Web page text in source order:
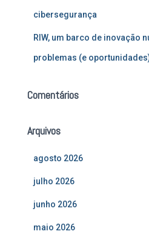
cibersegurança
RIW, um barco de inovação
problemas (e
Comentários
Arquivos
agosto 2026
julho 2026
junho 2026
maio 2026